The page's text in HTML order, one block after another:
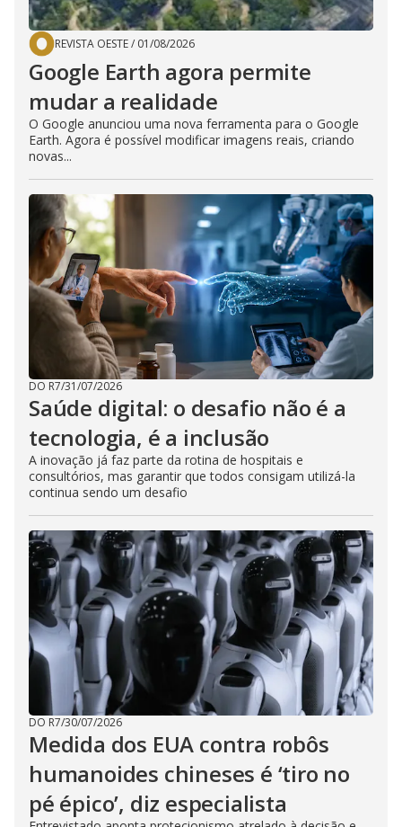
REVISTA OESTE/ 01/08/2026
Google Earth agora permite
mudar a realidade
O Google anunciou uma nova ferramenta para o Google
Earth. Agora é possível modificar imagens reais, criando
novas...
DO R7/31/07/2026
Saúde digital: o desafio não é a
tecnologia, é a inclusão
A inovação já faz parte da rotina de hospitais e
consultórios, mas garantir que todos consigam utilizá-la
continua sendo um desafio
DO R7/30/07/2026
Medida dos EUA contra robôs
humanoides chineses é ‘tiro no
pé épico’, diz especialista